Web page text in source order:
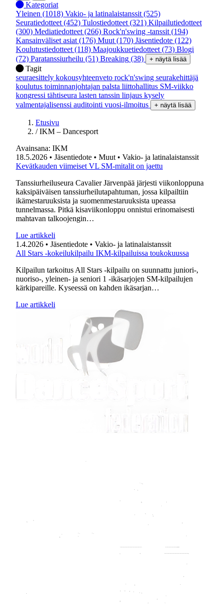
Kategoriat
Yleinen (1018) Vakio- ja latinalaistanssit (525)
Seuratiedotteet (452) Tulostiedotteet (321) Kilpailutiedotteet
(300) Mediatiedotteet (266) Rock'n'swing -tanssit (194)
Kansainväliset asiat (176) Muut (170) Jäsentiedote (122)
Koulutustiedotteet (118) Maajoukkuetiedotteet (73) Blogi
(72) Paratanssiurheilu (51) Breaking (38) + näytä lisää
Tagit
seuraesittely kokousyhteenveto rock'n'swing seurakehittäjä
koulutus toiminnanjohtajan palsta liittohallitus SM-viikko
kongressi tähtiseura lasten tanssin linjaus kysely
valmentajalisenssi auditointi vuosi-ilmoitus + näytä lisää
Etusivu
/ IKM – Dancesport
Avainsana: IKM
18.5.2026 • Jäsentiedote • Muut • Vakio- ja latinalaistanssit
Kevätkauden viimeiset VL SM-mitalit on jaettu
Tanssiurheiluseura Cavalier Järvenpää järjesti viikonloppuna
kaksipäiväisen tanssiurheilutapahtuman, jossa kilpailtiin
ikämestaruuksista ja suomenmestaruuksista upeassa
tunnelmassa. Pitkä kisaviikonloppu onnistui erinomaisesti
mahtavan talkoojengin…
Lue artikkeli
1.4.2026 • Jäsentiedote • Vakio- ja latinalaistanssit
All Stars -kokeilukilpailu IKM-kilpailuissa toukokuussa
Kilpailun tarkoitus All Stars -kilpailu on suunnattu juniori-,
nuoriso-, yleinen- ja seniori 1 -ikäsarjojen SM-kilpailujen
kärkipareille. Kyseessä on kahden ikäsarjan…
Lue artikkeli